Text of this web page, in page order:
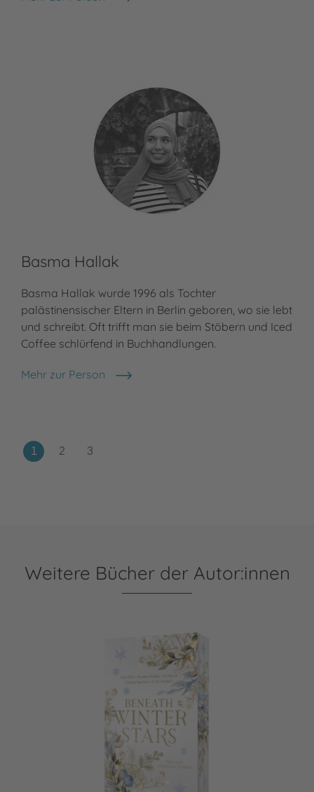
Elle Ellis
Basma Hallak
Basma Hallak wurde 1996 als Tochter
palästinensischer Eltern in Berlin geboren, wo sie lebt
und schreibt. Oft trifft man sie beim Stöbern und Iced
Coffee schlürfend in Buchhandlungen.
Mehr zur Person
Basma Hallak
Weitere Bücher der Autor:innen